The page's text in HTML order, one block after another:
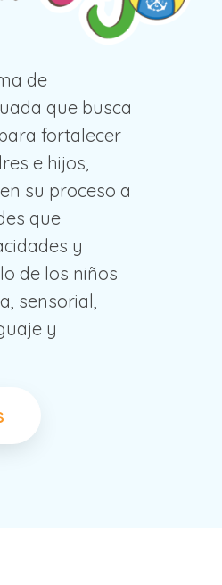
de
que busca
fortalecer
e hijos,
su proceso a
que
y
de los niños
sensorial,
y